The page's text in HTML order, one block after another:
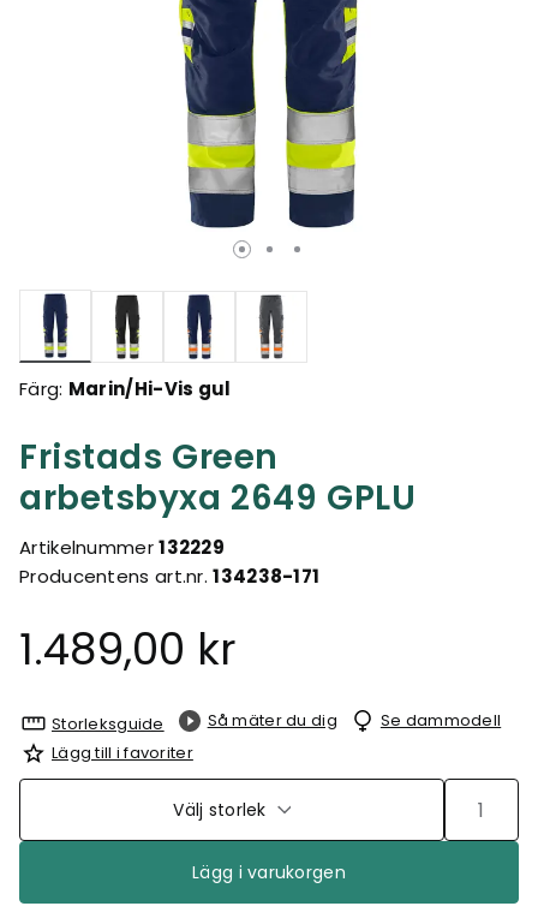
Fristads Green
arbetsbyxa 2649 GPLU
Artikelnummer132229
Producentens art.nr.134238-171
1.489,00 kr
Valda
Färg: Marin/Hi-Vis gul
Storleksguide Så mäter du dig
Se dammodell
Lägg till i favoriter
Välj storlek
Lägg i varukorgen